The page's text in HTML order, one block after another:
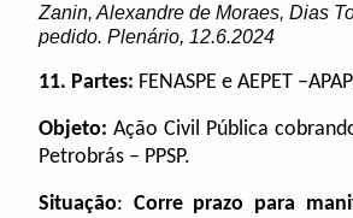
Zanin, Alexandre de Moraes, Dias
pedido. Plenário, 12.6.2024
11. Partes: FENASPE e AEPET
Objeto: Ação Civil Pública
Petrobrás – PPSP.
Situação: Corre prazo para